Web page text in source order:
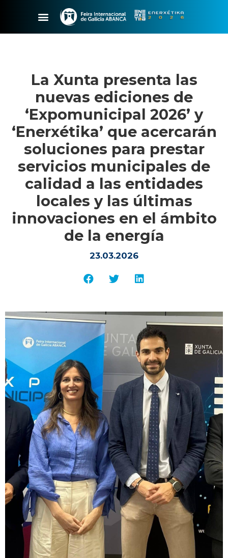
La Xunta presenta las
nuevas ediciones de
‘Expomunicipal 2026’ y
‘Enerxétika’ que acercarán
soluciones para prestar
servicios municipales de
calidad a las entidades
locales y las últimas
innovaciones en el ámbito
de la energía
23.03.2026